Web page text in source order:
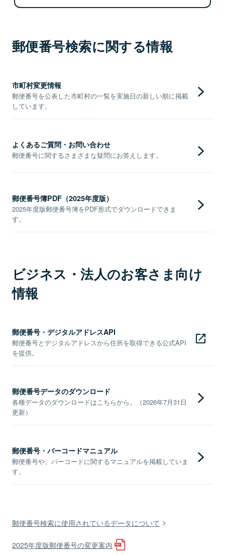
郵便番号検索に関する情報
市町村変更情報
郵便番号を公表した市町村の一覧を実施日の新しい順に掲載
しています。
よくあるご質問・お問い合わせ
郵便番号に関するさまざまな疑問にお答えします。
郵便番号簿PDF（2025年度版）
2025年度版郵便番号簿をPDF形式でダウンロードできま
す。
ビジネス・法人のお客さま向け
情報
郵便番号・デジタルアドレスAPI
郵便番号とデジタルアドレスから住所を取得できる公式API
を提供。
郵便番号データのダウンロード
各種データのダウンロードはこちらから。（2026年7月31日
更新）
郵便番号・バーコードマニュアル
郵便番号や、バーコードに関するマニュアルを掲載していま
す。
郵便番号検索に使用されているデータについて
2025年度版郵便番号の変更案内